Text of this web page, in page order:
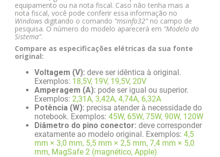
equipamento ou na nota fiscal. Caso não tenha mais a
nota fiscal, você pode conferir essa informação no
Windows digitando o comando “msinfo32”no campo de
pesquisa. O número do modelo aparecerá em “Modelo do
Sistema”.
Compare as especificações elétricas da sua fonte
original:
Voltagem (V): deve ser idêntica à original.
Exemplos: 18,5V, 19V, 19,5V, 20V
Amperagem (A): pode ser igual ou superior.
Exemplos: 2,31A, 3,42A, 4,74A, 6,32A
Potência (W): precisa atender à necessidade do
notebook. Exemplos:45W, 65W, 75W, 90W, 120W
Diâmetro do pino conector: deve corresponder
exatamente ao modelo original. Exemplos:4,5
mm × 3,0 mm, 5,5 mm × 2,5 mm, 7,4 mm × 5,0
mm, MagSafe 2 (magnético, Apple)